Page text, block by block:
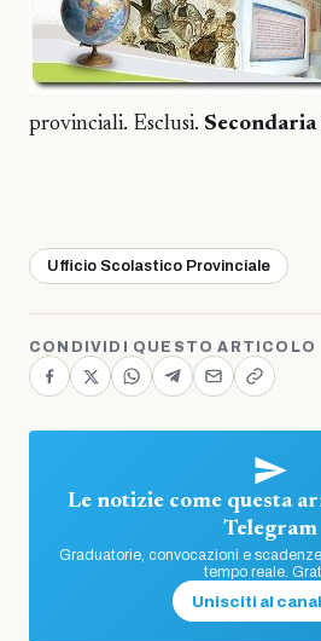
provinciali. Esclusi.
Ufficio Scolastico Provinciale
CONDIVIDI QUESTO ARTICOLO
Le notizie come questa
Telegram
Graduatorie, convocazioni e
tempo reale.
Unisciti al